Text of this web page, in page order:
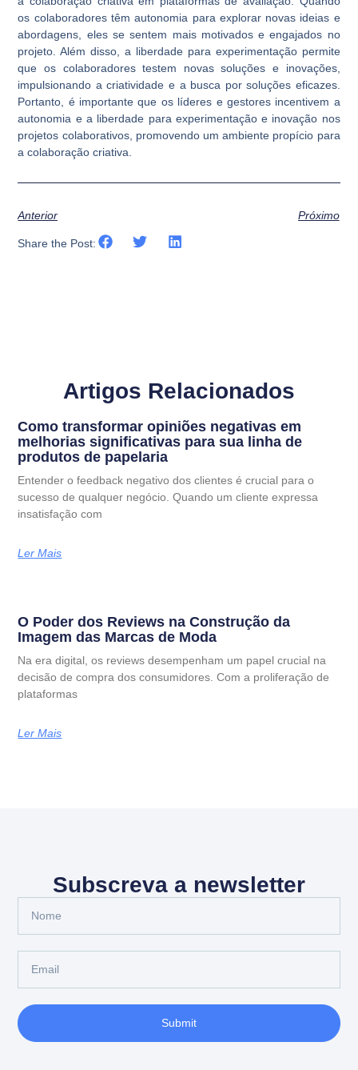
os colaboradores têm autonomia para explorar novas ideias e
abordagens, eles se sentem mais motivados e engajados no
projeto. Além disso, a liberdade para experimentação permite
que os colaboradores testem novas soluções e inovações,
impulsionando a criatividade e a busca por soluções eficazes.
Portanto, é importante que os líderes e gestores incentivem a
autonomia e a liberdade para experimentação e inovação nos
projetos colaborativos, promovendo um ambiente propício para
a colaboração criativa.
Anterior Próximo
Share the Post:
Artigos Relacionados
Como transformar opiniões negativas em
melhorias significativas para sua linha de
produtos de papelaria
Entender o feedback negativo dos clientes é crucial para o
sucesso de qualquer negócio. Quando um cliente expressa
insatisfação com
Ler Mais
O Poder dos Reviews na Construção da
Imagem das Marcas de Moda
Na era digital, os reviews desempenham um papel crucial na
decisão de compra dos consumidores. Com a proliferação de
plataformas
Ler Mais
Subscreva a newsletter
Submit